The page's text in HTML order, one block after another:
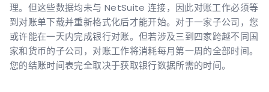
理。但这些数据均未与 NetSuite 连接，因此对账工作必须等
到对账单下载并重新格式化后才能开始。对于一家子公司，您
或许能在一天内完成银行对账。但若涉及三到四家跨越不同国
家和货币的子公司，对账工作将消耗每月第一周的全部时间。
您的结账时间表完全取决于获取银行数据所需的时间。